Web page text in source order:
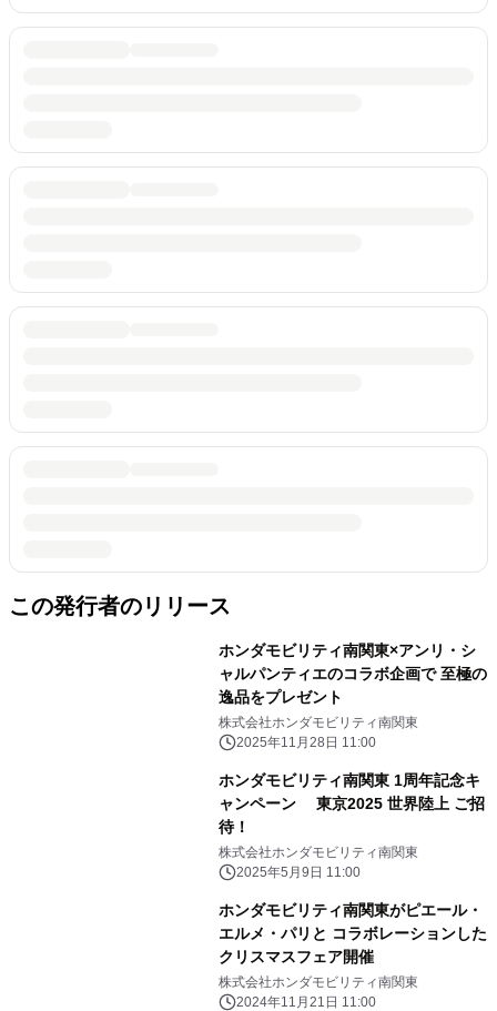
この発行者のリリース
ホンダモビリティ南関東×アンリ・シ
ャルパンティエのコラボ企画で 至極の
逸品をプレゼント
株式会社ホンダモビリティ南関東
2025年11月28日 11:00
ホンダモビリティ南関東 1周年記念キ
ャンペーン 東京2025 世界陸上 ご招
待！
株式会社ホンダモビリティ南関東
2025年5月9日 11:00
ホンダモビリティ南関東がピエール・
エルメ・パリと コラボレーションした
クリスマスフェア開催
株式会社ホンダモビリティ南関東
2024年11月21日 11:00